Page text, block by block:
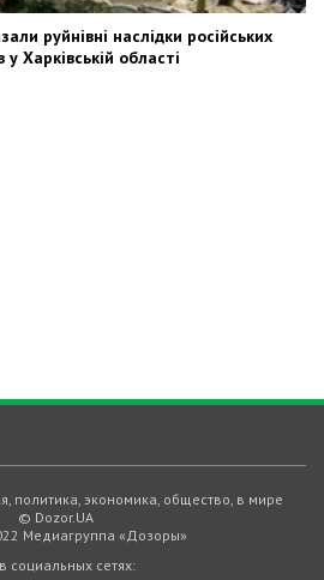
руйнівні наслідки російських
у Харківській області
политика, экономика, общество, в мире
© Dozor.UA
Медиагруппа «Дозоры»
социальных сетях: